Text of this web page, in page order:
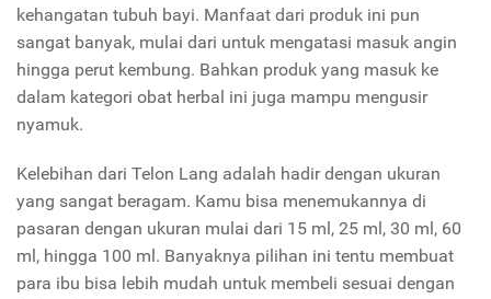
kehangatan tubuh bayi. Manfaat dari produk ini pun
sangat banyak, mulai dari untuk mengatasi masuk angin
hingga perut kembung. Bahkan produk yang masuk ke
dalam kategori obat herbal ini juga mampu mengusir
nyamuk.
Kelebihan dari Telon Lang adalah hadir dengan ukuran
yang sangat beragam. Kamu bisa menemukannya di
pasaran dengan ukuran mulai dari 15 ml, 25 ml, 30 ml, 60
ml, hingga 100 ml. Banyaknya pilihan ini tentu membuat
para ibu bisa lebih mudah untuk membeli sesuai dengan